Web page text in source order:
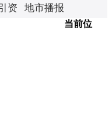
资 地市播报
当前位